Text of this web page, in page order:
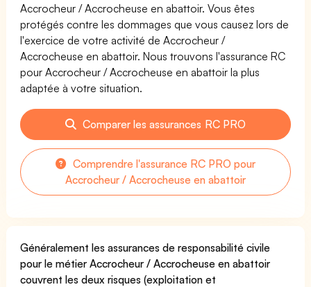
Accrocheur / Accrocheuse en abattoir. Vous êtes
protégés contre les dommages que vous causez lors de
l'exercice de votre activité de Accrocheur /
Accrocheuse en abattoir. Nous trouvons l'assurance RC
pour Accrocheur / Accrocheuse en abattoir la plus
adaptée à votre situation.
Comparer les assurances RC PRO
Comprendre l'assurance RC PRO pour
Accrocheur / Accrocheuse en abattoir
Généralement les assurances de responsabilité civile
pour le métier Accrocheur / Accrocheuse en abattoir
couvrent les deux risques (exploitation et